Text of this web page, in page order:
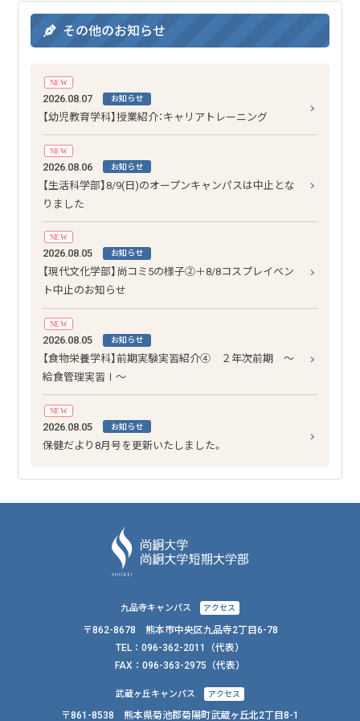
その他のお知らせ
NEW
2026.08.07 お知らせ
【幼児教育学科】授業紹介：キャリアトレーニング
NEW
2026.08.06 お知らせ
【生活科学部】8/9(日)のオープンキャンパスは中止とな
りました
NEW
2026.08.05 お知らせ
【現代文化学部】尚コミ5の様子②＋8/8コスプレイベン
ト中止のお知らせ
NEW
2026.08.05 お知らせ
【食物栄養学科】前期実験実習紹介④ ２年次前期 ～
給食管理実習Ⅰ～
NEW
2026.08.05 お知らせ
保健だより8月号を更新いたしました。
九品寺キャンパス アクセス
〒862-8678 熊本市中央区九品寺2丁目6-78
TEL： 096-362-2011
（代表）
FAX： 096-363-2975（代表）
武蔵ヶ丘キャンパス アクセス
〒861-8538 熊本県菊池郡菊陽町武蔵ヶ丘北2丁目8-1